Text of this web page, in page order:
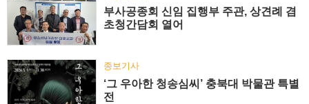
부사공종회 신임 집행부 주관, 상견례 겸
초청간담회 열어
종보기사
‘그 우아한 청송심씨’ 충북대 박물관 특별
전